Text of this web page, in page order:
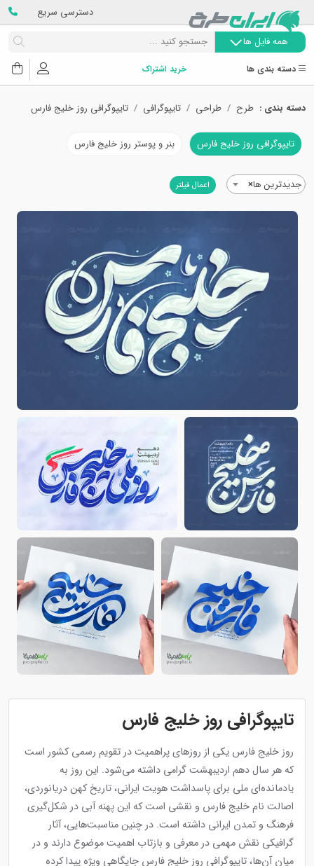
دسترسی سریع
همه فایل ها
دسته بندی ها خرید اشتراک
دسته بندی : طرح طراحی تایپوگرافی تایپوگرافی روز خلیج فارس
تایپوگرافی روز خلیج فارس بنر و پوستر روز خلیج فارس
×جدیدترین ها اعمال فیلتر
تایپوگرافی روز خلیج فارس
روز خلیج فارس یکی از روزهای پراهمیت در تقویم رسمی کشور است
که هر سال دهم اردیبهشت گرامی داشته می‌شود. این روز به
یادمانده‌ای ملی برای پاسداشت هویت ایرانی، تاریخ کهن دریانوردی،
اصالت نام خلیج فارس و نقشی است که این پهنه آبی در شکل‌گیری
فرهنگ و تمدن ایرانی داشته است. در چنین مناسبت‌هایی، آثار
گرافیکی نقش مهمی در معرفی و بازتاب اهمیت موضوع دارند و در
میان آن‌ها، تایپوگرافی روز خلیج فارس جایگاهی ویژه پیدا کرده